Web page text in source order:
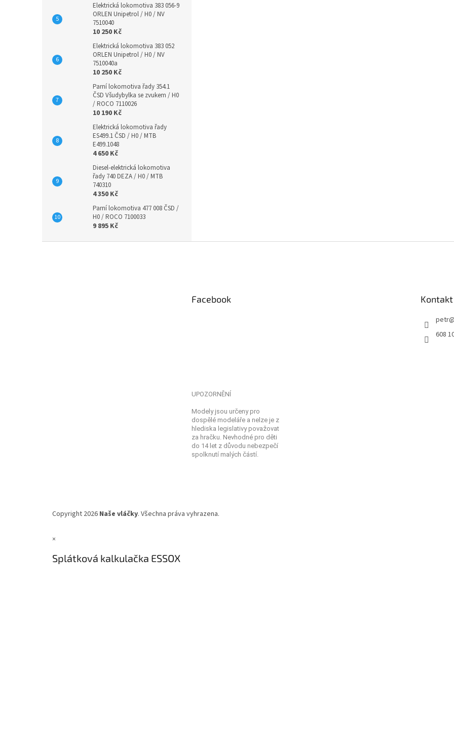
Elektrická lokomotiva 383 056-9
ORLEN Unipetrol / H0 / NV
7510040
10 250 Kč
Elektrická lokomotiva 383 052
ORLEN Unipetrol / H0 / NV
7510040a
10 250 Kč
Parní lokomotiva řady 354.1
ČSD Všudybylka se zvukem / H0
/ ROCO 7110026
10 190 Kč
Elektrická lokomotiva řady
ES499.1 ČSD / H0 / MTB
E499.1048
4 650 Kč
Diesel-elektrická lokomotiva
řady 740 DEZA / H0 / MTB
740310
4 350 Kč
Parní lokomotiva 477 008 ČSD /
H0 / ROCO 7100033
9 895 Kč
Facebook Kontakt
petr
608
UPOZORNĚNÍ
Modely jsou určeny pro
dospělé modeláře a nelze je z
hlediska legislativy považovat
za hračku. Nevhodné pro děti
do 14 let z důvodu nebezpečí
spolknutí malých částí.
Copyright 2026 Naše vláčky. Všechna práva vyhrazena.
×
Splátková kalkulačka ESSOX